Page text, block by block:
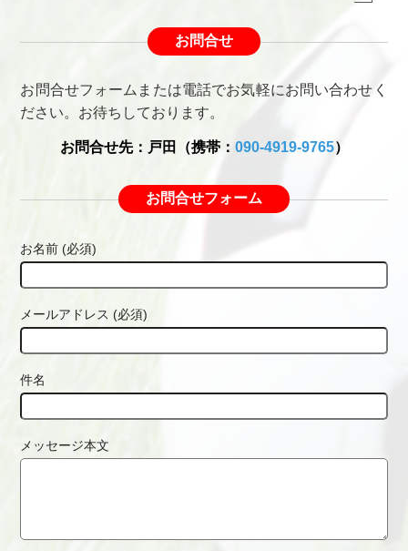
お問合せ
お問合せフォームまたは電話でお気軽にお問い合わせく
ださい。お待ちしております。
お問合せ先：戸田（携帯： 090-4919-9765）
お問合せフォーム
お名前 (必須)
メールアドレス (必須)
件名
メッセージ本文